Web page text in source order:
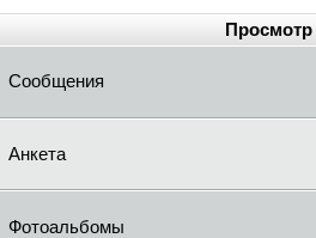
Просмотр
Сообщения
Анкета
Фотоальбомы